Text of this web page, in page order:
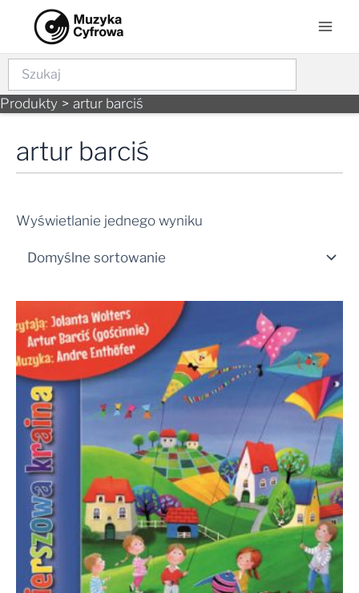
content
Szukaj
Produkty artur barciś
artur barciś
Wyświetlanie jednego wyniku